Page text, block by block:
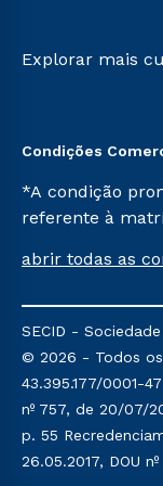
Vestibular Mérito
Vestibular
Canais de
Explorar mais
Condições
*A condição
referente à
na prova on-line
semestre
e/ou não
matrícula em
Sul
condições não
também para
abrir todas as
SECID -
© 2026 - Todos os
43.395.177/0001-
nº 757, de 20/07/
p. 55
26.05.2017, DOU